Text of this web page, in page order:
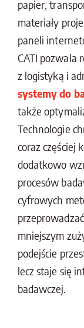
papier,
materiały
paneli
CATI pozwala
z logistyką i
systemy do
także
Technologie
coraz częściej
dodatkowo
procesów
cyfrowych
mniejszym
podejście
lecz staje się
badawczej.